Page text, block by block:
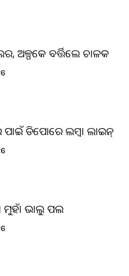
ଅଳ୍ପକେ ବର୍ତ୍ତିଲେ ଚାଳକ
ପାଇଁ ଡିପୋରେ ଲମ୍ବା ଲାଇନ୍
ମୁହାଁ ଭାଲୁ ପଲ